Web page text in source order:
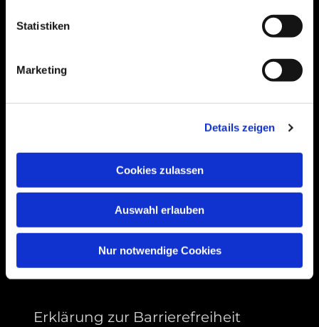
Statistiken
Marketing
Details zeigen
Cookies zulassen
Auswahl erlauben
Nur notwendige Cookies
Bitte akzeptieren Sie Marketing-Cookies,
Accept cookies
Erklärung zur Barrierefreiheit